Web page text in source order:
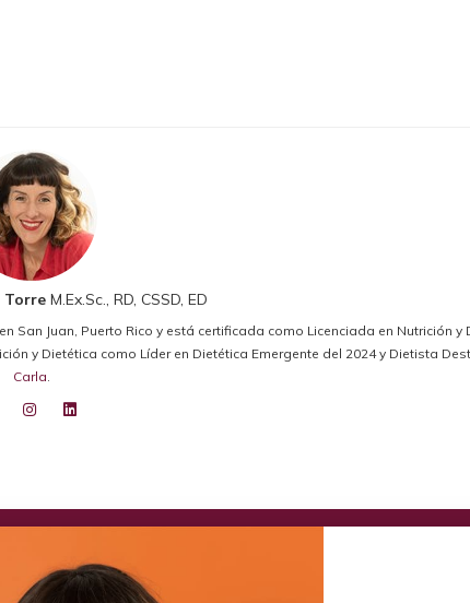
TorreM.Ex.Sc., RD, CSSD, ED
Juan, Puerto Rico y está certificada como Licenciada en Nutrición y
y Dietética como Líder en Dietética Emergente del 2024 y Dietista
Carla